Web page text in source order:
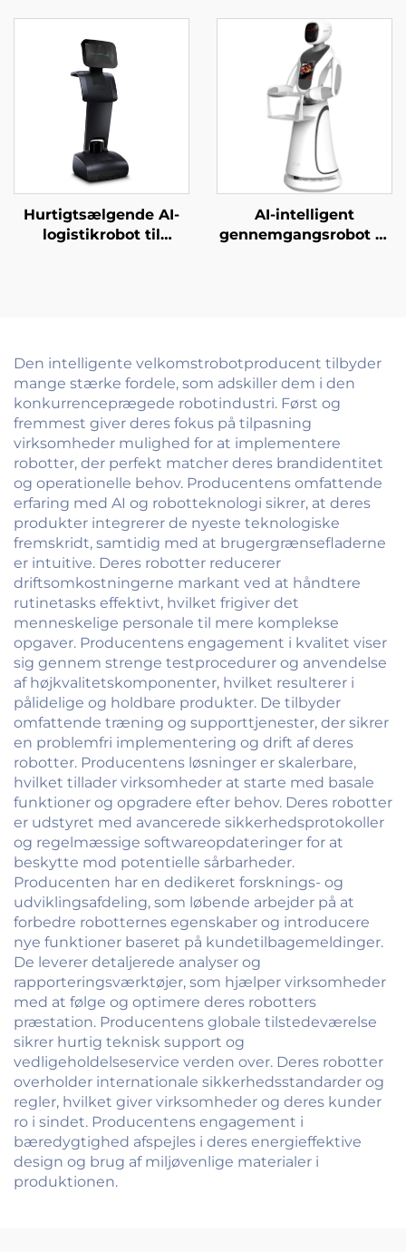
Hurtigtsælgende AI-
logistikrobot til
AI-intelligent
gennemgangsrobot til
Den intelligente velkomstrobotproducent tilbyder
mange stærke fordele, som adskiller dem i den
konkurrenceprægede robotindustri. Først og
fremmest giver deres fokus på tilpasning
virksomheder mulighed for at implementere
robotter, der perfekt matcher deres brandidentitet
og operationelle behov. Producentens omfattende
erfaring med AI og robotteknologi sikrer, at deres
produkter integrerer de nyeste teknologiske
fremskridt, samtidig med at brugergrænsefladerne
er intuitive. Deres robotter reducerer
driftsomkostningerne markant ved at håndtere
rutinetasks effektivt, hvilket frigiver det
menneskelige personale til mere komplekse
opgaver. Producentens engagement i kvalitet viser
sig gennem strenge testprocedurer og anvendelse
af højkvalitetskomponenter, hvilket resulterer i
pålidelige og holdbare produkter. De tilbyder
omfattende træning og supporttjenester, der sikrer
en problemfri implementering og drift af deres
robotter. Producentens løsninger er skalerbare,
hvilket tillader virksomheder at starte med basale
funktioner og opgradere efter behov. Deres robotter
er udstyret med avancerede sikkerhedsprotokoller
og regelmæssige softwareopdateringer for at
beskytte mod potentielle sårbarheder.
Producenten har en dedikeret forsknings- og
udviklingsafdeling, som løbende arbejder på at
forbedre robotternes egenskaber og introducere
nye funktioner baseret på kundetilbagemeldinger.
De leverer detaljerede analyser og
rapporteringsværktøjer, som hjælper virksomheder
med at følge og optimere deres robotters
præstation. Producentens globale tilstedeværelse
sikrer hurtig teknisk support og
vedligeholdelseservice verden over. Deres robotter
overholder internationale sikkerhedsstandarder og
regler, hvilket giver virksomheder og deres kunder
ro i sindet. Producentens engagement i
bæredygtighed afspejles i deres energieffektive
design og brug af miljøvenlige materialer i
produktionen.